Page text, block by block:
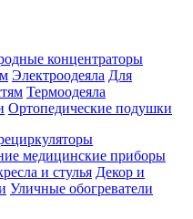
концентраторы
Электроодеяла Для
Термоодеяла
Ортопедические подушки
медицинские приборы
и стулья Декор и
Уличные обогреватели